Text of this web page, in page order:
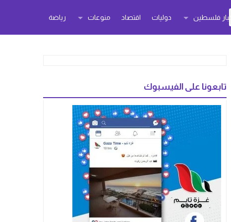
أخبار فلسطين دوليات اقتصاد منوعات رياضة
تابعونا على الفيسبوك